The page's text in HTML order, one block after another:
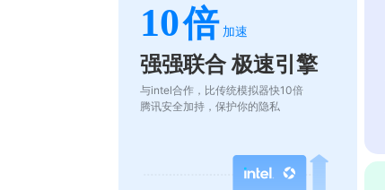
10倍 加速
强强联合 极速引擎
与intel合作，比传统模拟器快10倍
腾讯安全加持，保护你的隐私